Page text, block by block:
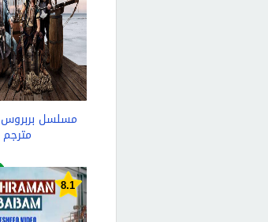
مترجم
8.1